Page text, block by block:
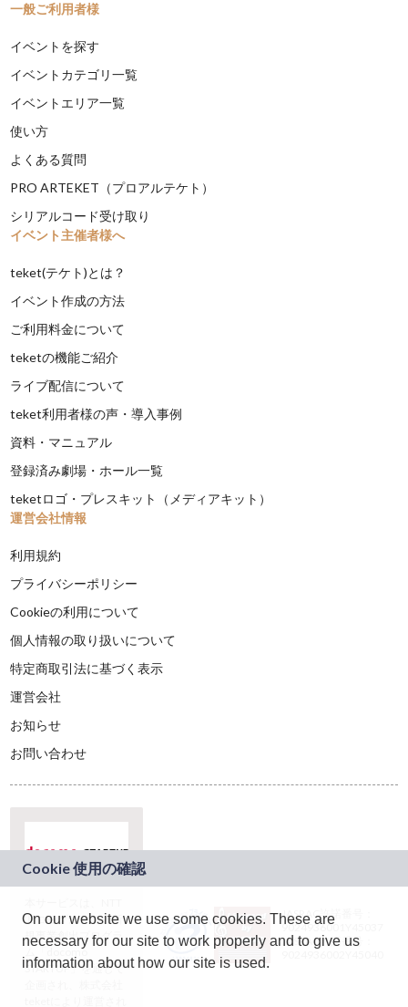
一般ご利用者様
イベントを探す
イベントカテゴリ一覧
イベントエリア一覧
使い方
よくある質問
PRO ARTEKET（プロアルテケト）
シリアルコード受け取り
イベント主催者様へ
teket(テケト)とは？
イベント作成の方法
ご利用料金について
teketの機能ご紹介
ライブ配信について
teket利用者様の声・導入事例
資料・マニュアル
登録済み劇場・ホール一覧
teketロゴ・プレスキット（メディアキット）
運営会社情報
利用規約
プライバシーポリシー
Cookieの利用について
個人情報の取り扱いについて
特定商取引法に基づく表示
運営会社
お知らせ
お問い合わせ
ドコモグループの新
規事業創出プログラ
ム「docomo
STARTUP」を通じて
JASRAC許諾番号：
9024936001Y45037
JASRAC許諾番号：
On our website we use some cookies. These are
necessary for our site to work properly and to give us
information about how our site is used.